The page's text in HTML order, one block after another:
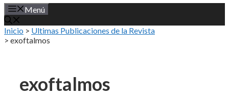
Menú
Inicio > Ultimas Publicaciones de la Revista
> exoftalmos
exoftalmos